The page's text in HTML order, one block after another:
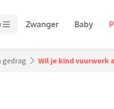
Zwanger Baby
gedrag Wil je kind vuurwerk